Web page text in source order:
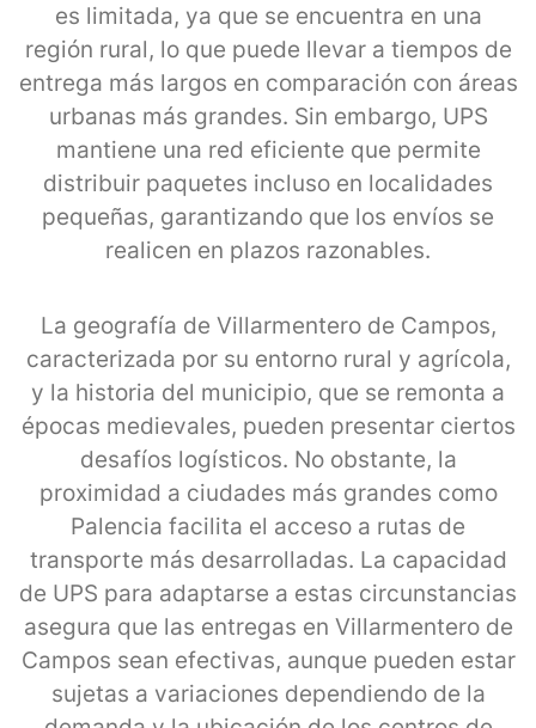
es limitada, ya que se encuentra en una
región rural, lo que puede llevar a tiempos de
entrega más largos en comparación con áreas
urbanas más grandes. Sin embargo, UPS
mantiene una red eficiente que permite
distribuir paquetes incluso en localidades
pequeñas, garantizando que los envíos se
realicen en plazos razonables.
La geografía de Villarmentero de Campos,
caracterizada por su entorno rural y agrícola,
y la historia del municipio, que se remonta a
épocas medievales, pueden presentar ciertos
desafíos logísticos. No obstante, la
proximidad a ciudades más grandes como
Palencia facilita el acceso a rutas de
transporte más desarrolladas. La capacidad
de UPS para adaptarse a estas circunstancias
asegura que las entregas en Villarmentero de
Campos sean efectivas, aunque pueden estar
sujetas a variaciones dependiendo de la